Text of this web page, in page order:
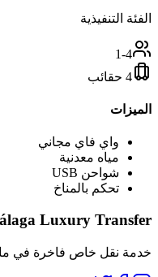
الفئة التنفيذية
1-4
4 حقائب
الميزات
واي فاي مجاني
مياه معدنية
شواحن USB
تحكم بالمناخ
Luxury Transfer
خدمة نقل خاص فاخرة في